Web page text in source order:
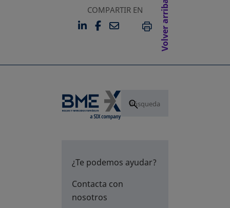
COMPARTIR EN
LINKEDIN
SE ABRE EN UNA PESTAÑA
FACEBOOK
SE ABRE EN UNA
EMAILIMPRIMIR
Volver arriba
¿Te podemos ayudar?
Contacta con
nosotros